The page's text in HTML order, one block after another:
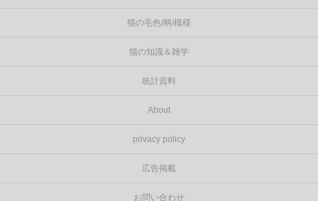
猫の毛色/柄/模様
猫の知識＆雑学
統計資料
About
privacy policy
広告掲載
お問い合わせ